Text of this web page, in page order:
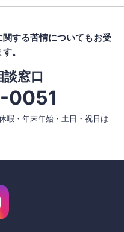
関する苦情についてもお受
。
窓口
0051
暇・年末年始・土日・祝日は